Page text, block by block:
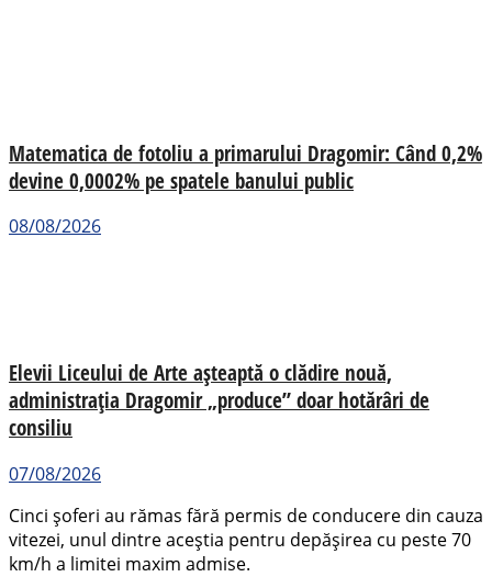
Matematica de fotoliu a primarului Dragomir: Când 0,2%
devine 0,0002% pe spatele banului public
08/08/2026
Elevii Liceului de Arte așteaptă o clădire nouă,
administrația Dragomir „produce” doar hotărâri de
consiliu
07/08/2026
Cinci șoferi au rămas fără permis de conducere din cauza
vitezei, unul dintre aceștia pentru depășirea cu peste 70
km/h a limitei maxim admise.